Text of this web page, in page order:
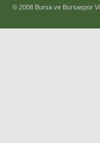
© 2008 Bursa ve Bursaspor